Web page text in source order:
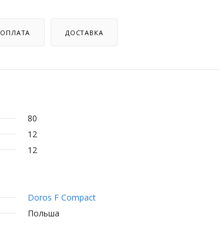
ОПЛАТА ДОСТАВКА
80
12
12
Doros F Compact
Польша